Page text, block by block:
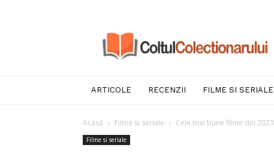
ARTICOLE RECENZII FILME SI SERIALE
Acasă Filme si seriale Cele mai bune filme din 2023
Filme si seriale